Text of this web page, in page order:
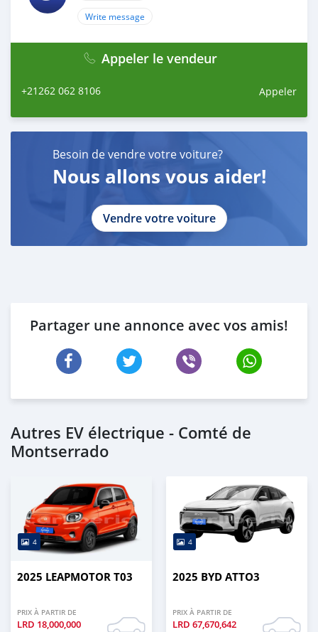
Write message
Appeler le vendeur
+21262 062 8106 Appeler
Besoin de vendre votre voiture?
Nous allons vous aider!
Vendre votre voiture
Partager une annonce avec vos amis!
Autres EV électrique - Comté de
Montserrado
4
2025 LEAPMOTOR T03
PRIX À PARTIR DE
LRD 18,000,000
4
2025 BYD ATTO3
PRIX À PARTIR DE
LRD 67,670,642